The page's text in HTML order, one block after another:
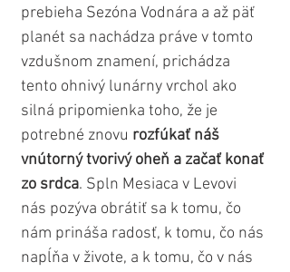
prebieha Sezóna Vodnára a až päť
planét sa nachádza práve v tomto
vzdušnom znamení, prichádza
tento ohnivý lunárny vrchol ako
silná pripomienka toho, že je
potrebné znovu rozfúkať náš
vnútorný tvorivý oheň a začať konať
zo srdca. Spln Mesiaca v Levovi
nás pozýva obrátiť sa k tomu, čo
nám prináša radosť, k tomu, čo nás
napĺňa v živote, a k tomu, čo v nás